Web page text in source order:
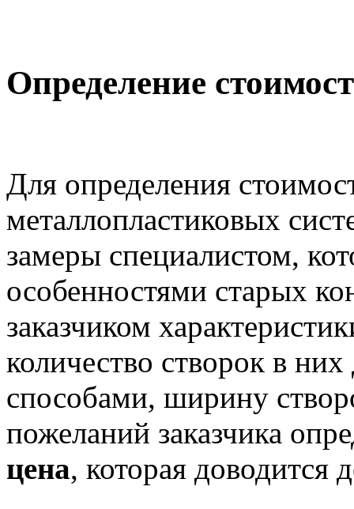
Определение
Для определения
металлопластиковых
замеры специалистом,
особенностями старых
заказчиком
количество створок в
способами, ширину
пожеланий заказчика
цена, которая доводится